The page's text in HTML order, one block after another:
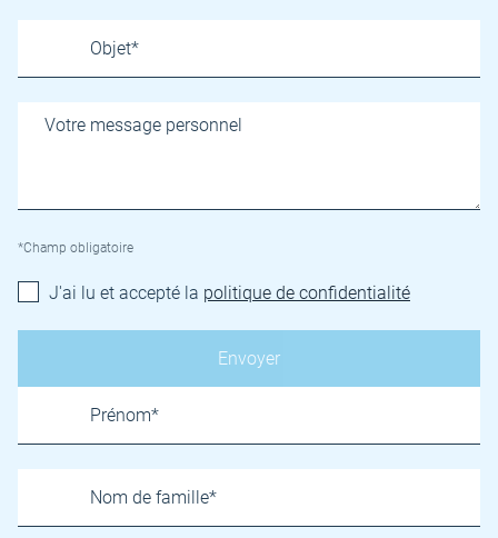
*Champ obligatoire
J'ai lu et accepté la politique de confidentialité